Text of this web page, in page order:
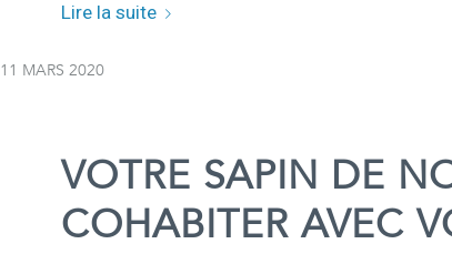
Lire la suite
11 MARS 2020
VOTRE SAPIN DE
COHABITER AVEC